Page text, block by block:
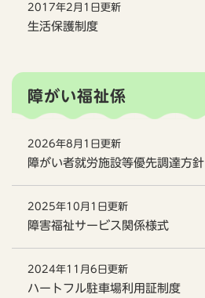
2017年2月1日更新
生活保護制度
障がい福祉係
2026年8月1日更新
障がい者就労施設等優先調達方針
2025年10月1日更新
障害福祉サービス関係様式
2024年11月6日更新
ハートフル駐車場利用証制度